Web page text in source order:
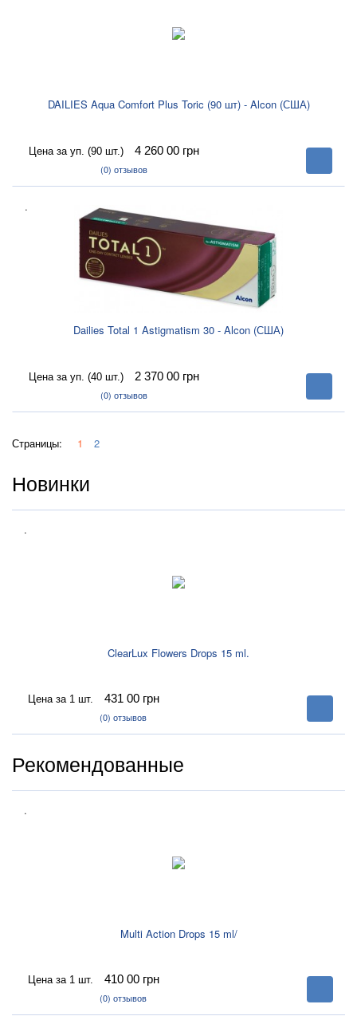
DAILIES Aqua Comfort Plus Toric (90 шт) - Alcon (США)
Цена за уп. (90 шт.) 4 260 00 грн
(0) отзывов
В
корзину
.
Dailies Total 1 Astigmatism 30 - Alcon (США)
Цена за уп. (40 шт.) 2 370 00 грн
(0) отзывов
В
корзину
Страницы: 1 2
Новинки
.
ClearLux Flowers Drops 15 ml.
Цена за 1 шт. 431 00 грн
(0) отзывов
В
корзину
Рекомендованные
.
Multi Action Drops 15 ml/
Цена за 1 шт. 410 00 грн
(0) отзывов
В
корзину